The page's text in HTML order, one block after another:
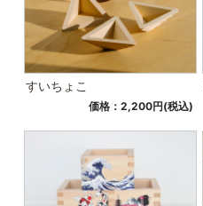
すいちょこ
価格：2,200円(税込)